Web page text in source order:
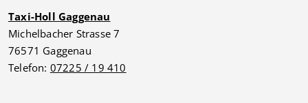
Taxi-Holl Gaggenau
Michelbacher Strasse 7
76571 Gaggenau
Telefon: 07225 / 19 410